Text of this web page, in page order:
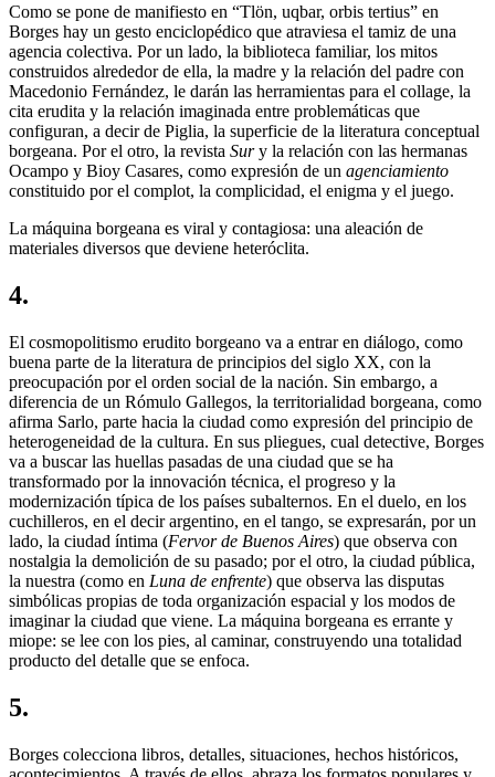
Como se pone de manifiesto en “Tlön, uqbar, orbis tertius” en
Borges hay un gesto enciclopédico que atraviesa el tamiz de una
agencia colectiva. Por un lado, la biblioteca familiar, los mitos
construidos alrededor de ella, la madre y la relación del padre con
Macedonio Fernández, le darán las herramientas para el collage, la
cita erudita y la relación imaginada entre problemáticas que
configuran, a decir de Piglia, la superficie de la literatura conceptual
borgeana. Por el otro, la revista Sury la relación con las hermanas
Ocampo y Bioy Casares, como expresión de un agenciamiento
constituido por el complot, la complicidad, el enigma y el juego.
La máquina borgeana es viral y contagiosa: una aleación de
materiales diversos que deviene heteróclita.
4.
El cosmopolitismo erudito borgeano va a entrar en diálogo, como
buena parte de la literatura de principios del siglo XX, con la
preocupación por el orden social de la nación. Sin embargo, a
diferencia de un Rómulo Gallegos, la territorialidad borgeana, como
afirma Sarlo, parte hacia la ciudad como expresión del principio de
heterogeneidad de la cultura. En sus pliegues, cual detective, Borges
va a buscar las huellas pasadas de una ciudad que se ha
transformado por la innovación técnica, el progreso y la
modernización típica de los países subalternos. En el duelo, en los
cuchilleros, en el decir argentino, en el tango, se expresarán, por un
lado, la ciudad íntima (Fervor de Buenos Aires) que observa con
nostalgia la demolición de su pasado; por el otro, la ciudad pública,
la nuestra (como en Luna de enfrente) que observa las disputas
simbólicas propias de toda organización espacial y los modos de
imaginar la ciudad que viene. La máquina borgeana es errante y
miope: se lee con los pies, al caminar, construyendo una totalidad
producto del detalle que se enfoca.
5.
Borges colecciona libros, detalles, situaciones, hechos históricos,